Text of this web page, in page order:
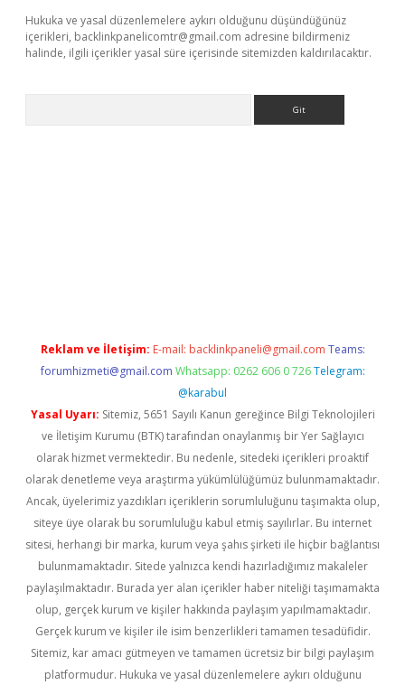
Hukuka ve yasal düzenlemelere aykırı olduğunu düşündüğünüz
içerikleri, backlinkpanelicomtr@gmail.com adresine bildirmeniz
halinde, ilgili içerikler yasal süre içerisinde sitemizden kaldırılacaktır.
Reklam ve İletişim: E-mail: backlinkpaneli@gmail.com Teams:
forumhizmeti@gmail.com Whatsapp: 0262 606 0 726 Telegram:
@karabul
Yasal Uyarı: Sitemiz, 5651 Sayılı Kanun gereğince Bilgi Teknolojileri
ve İletişim Kurumu (BTK) tarafından onaylanmış bir Yer Sağlayıcı
olarak hizmet vermektedir. Bu nedenle, sitedeki içerikleri proaktif
olarak denetleme veya araştırma yükümlülüğümüz bulunmamaktadır.
Ancak, üyelerimiz yazdıkları içeriklerin sorumluluğunu taşımakta olup,
siteye üye olarak bu sorumluluğu kabul etmiş sayılırlar. Bu internet
sitesi, herhangi bir marka, kurum veya şahıs şirketi ile hiçbir bağlantısı
bulunmamaktadır. Sitede yalnızca kendi hazırladığımız makaleler
paylaşılmaktadır. Burada yer alan içerikler haber niteliği taşımamakta
olup, gerçek kurum ve kişiler hakkında paylaşım yapılmamaktadır.
Gerçek kurum ve kişiler ile isim benzerlikleri tamamen tesadüfidir.
Sitemiz, kar amacı gütmeyen ve tamamen ücretsiz bir bilgi paylaşım
platformudur. Hukuka ve yasal düzenlemelere aykırı olduğunu